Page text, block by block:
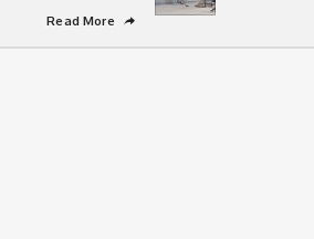
Read More
➦